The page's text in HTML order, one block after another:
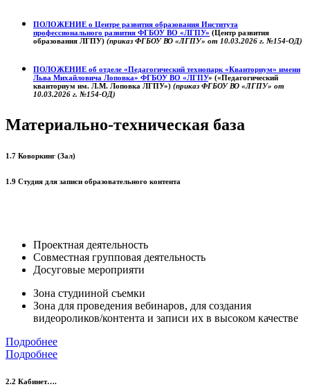
ПОЛОЖЕНИЕ о Центре развития образования Института
профессионального развития ФГБОУ ВО «ЛГПУ» (Центр развития
образования ЛГПУ) (приказ ФГБОУ ВО «ЛГПУ» от 10.03.2026 г. №154-ОД)
ПОЛОЖЕНИЕ об отделе «Педагогический технопарк «Кванториум» имени
Льва Михайловича Лоповка» ФГБОУ ВО «ЛГПУ» («Педагогический
кванториум им. Л.М. Лоповка ЛГПУ») (приказ ФГБОУ ВО «ЛГПУ» от
10.03.2026 г. №154-ОД)
Материально-техническая база
1.7 Коворкинг (Зал)
1.9 Студия для записи образовательного контента
Проектная деятельность
Совместная групповая деятельность
Досуговые мероприяти
Зона студииной съемки
Зона для проведения вебинаров, для создания
видеороликов/контента и записи их в высоком качестве
Подробнее
Подробнее
2.2 Кабинет….